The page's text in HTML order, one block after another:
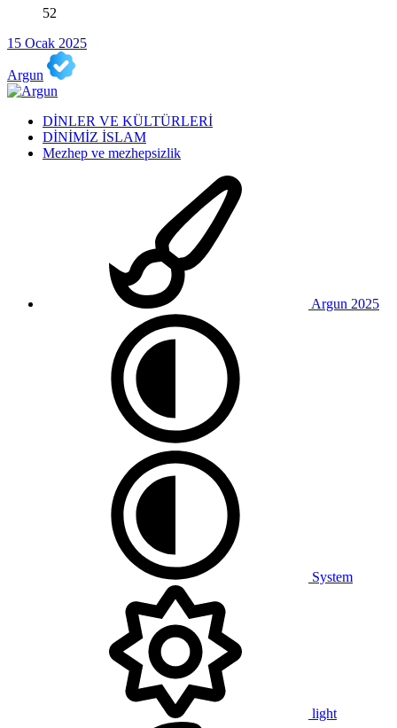
52
15 Ocak 2025
Argun
DİNLER VE KÜLTÜRLERİ
DİNİMİZ İSLAM
Mezhep ve mezhepsizlik
Argun 2025
System
light